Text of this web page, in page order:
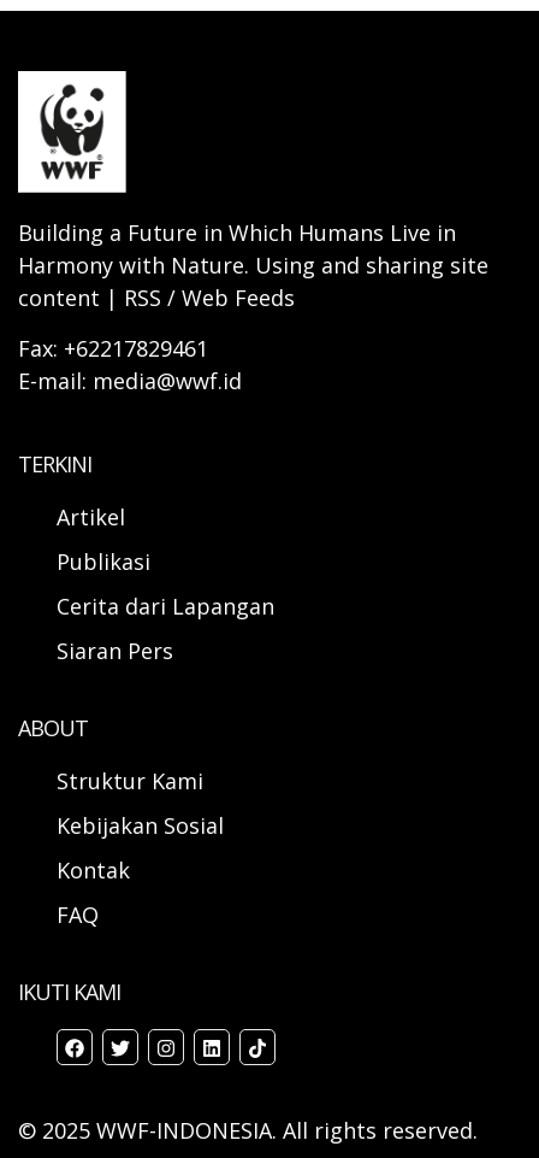
Building a Future in Which Humans Live in
Harmony with Nature. Using and sharing site
content | RSS / Web Feeds
Fax: +62217829461
E-mail: media@wwf.id
TERKINI
Artikel
Publikasi
Cerita dari Lapangan
Siaran Pers
ABOUT
Struktur Kami
Kebijakan Sosial
Kontak
FAQ
IKUTI KAMI
© 2025 WWF-INDONESIA. All rights reserved.